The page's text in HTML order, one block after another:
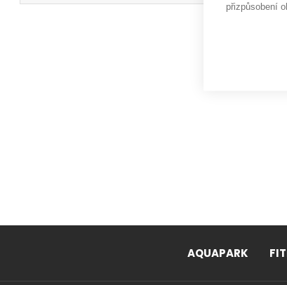
AQUAPARK
přizpůsobení